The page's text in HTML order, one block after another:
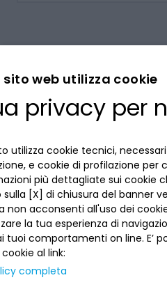
LA BANCA
Dove siamo
Lavora con noi
Reclami
Numeri utili
INFORMAZIONI PER IL
Privacy
La tua scelta sui cookies
Informativa al pubblico
Sepa
Sicurezza
ACCESSIBILITÀ E APP
SEGUICI SUI SOCIAL
sito web utilizza cookie
privacy per
utilizza cookie tecnici,
e cookie di profilazione per
più dettagliate sui cookie
[X] di chiusura del banner
non acconsenti all'uso dei
la tua esperienza di
tuoi comportamenti on line. E’
al link:
completa